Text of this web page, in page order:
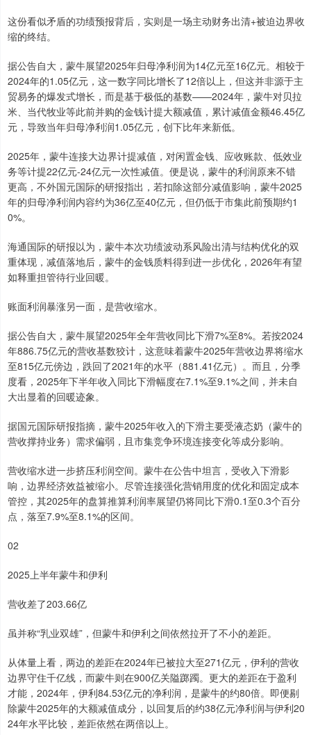
这份看似矛盾的功绩预报背后，实则是一场主动财务出清+被迫边界收
缩的终结。
据公告自大，蒙牛展望2025年归母净利润为14亿元至16亿元。相较于
2024年的1.05亿元，这一数字同比增长了12倍以上，但这并非源于主
贸易务的爆发式增长，而是基于极低的基数——2024年，蒙牛对贝拉
米、当代牧业等此前并购的金钱计提大额减值，累计减值金额46.45亿
元，导致当年归母净利润1.05亿元，创下比年来新低。
2025年，蒙牛连接大边界计提减值，对闲置金钱、应收账款、低效业
务等计提22亿元-24亿元一次性减值。便是说，蒙牛的利润原来不错
更高，不外国元国际的研报指出，若扣除这部分减值影响，蒙牛2025
年的归母净利润内容约为36亿至40亿元，但仍低于市集此前预期约1
0%。
海通国际的研报以为，蒙牛本次功绩波动系风险出清与结构优化的双
重体现，减值落地后，蒙牛的金钱质料得到进一步优化，2026年有望
如释重担管待行业回暖。
账面利润暴涨另一面，是营收缩水。
据公告自大，蒙牛展望2025年全年营收同比下滑7%至8%。若按2024
年886.75亿元的营收基数狡计，这意味着蒙牛2025年营收边界将缩水
至815亿元傍边，跌回了2021年的水平（881.41亿元）。而且，分季
度看，2025年下半年收入同比下滑幅度在7.1%至9.1%之间，并未自
大出显着的回暖迹象。
据国元国际研报指摘，蒙牛2025年收入的下滑主要受液态奶（蒙牛的
营收撑持业务）需求偏弱，且市集竞争环境连接变化等成分影响。
营收缩水进一步挤压利润空间。蒙牛在公告中坦言，受收入下滑影
响，边界经济效益被缩小。尽管连接强化营销用度的优化和固定成本
管控，其2025年的盘算推算利润率展望仍将同比下滑0.1至0.3个百分
点，落至7.9%至8.1%的区间。
02
2025上半年蒙牛和伊利
营收差了203.66亿
虽并称“乳业双雄”，但蒙牛和伊利之间依然拉开了不小的差距。
从体量上看，两边的差距在2024年已被拉大至271亿元，伊利的营收
边界守住千亿线，而蒙牛则在900亿关隘踯躅。更大的差距在于盈利
才能，2024年，伊利84.53亿元的净利润，是蒙牛的约80倍。即便剔
除蒙牛2025年的大额减值成分，以回复后的约38亿元净利润与伊利20
24年水平比较，差距依然在两倍以上。